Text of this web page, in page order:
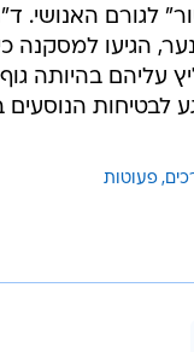
האנושי. ד"ר
הגיעו למסקנה
עליהם בהיותה
לבטיחות
פעוטות